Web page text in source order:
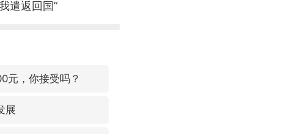
遣返回国”
元，你接受吗？
展